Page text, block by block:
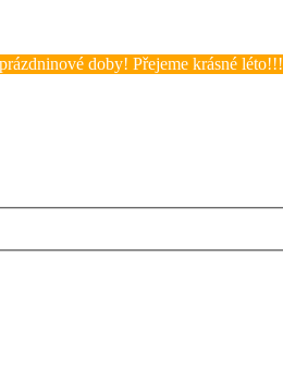
doby! Přejeme krásné léto!!!